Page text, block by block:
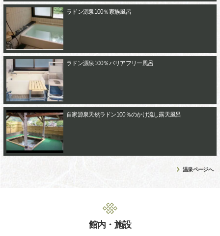
ラドン源泉100％家族風呂
ラドン源泉100％バリアフリー風呂
自家源泉天然ラドン100％のかけ流し露天風呂
温泉ページへ
館内・施設